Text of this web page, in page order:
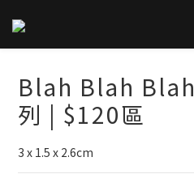
Blah Blah
列 | $120區
3 x 1.5 x 2.6cm